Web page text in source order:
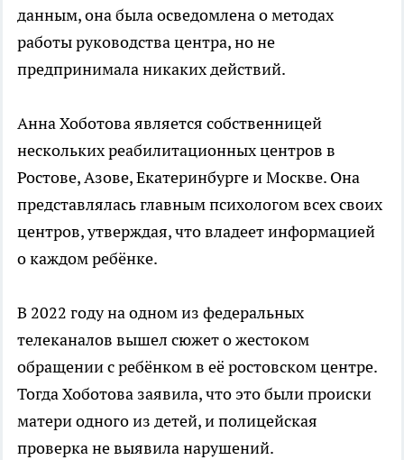
данным, она была осведомлена о методах
работы руководства центра, но не
предпринимала никаких действий.
Анна Хоботова является собственницей
нескольких реабилитационных центров в
Ростове, Азове, Екатеринбурге и Москве. Она
представлялась главным психологом всех своих
центров, утверждая, что владеет информацией
о каждом ребёнке.
В 2022 году на одном из федеральных
телеканалов вышел сюжет о жестоком
обращении с ребёнком в её ростовском центре.
Тогда Хоботова заявила, что это были происки
матери одного из детей, и полицейская
проверка не выявила нарушений.